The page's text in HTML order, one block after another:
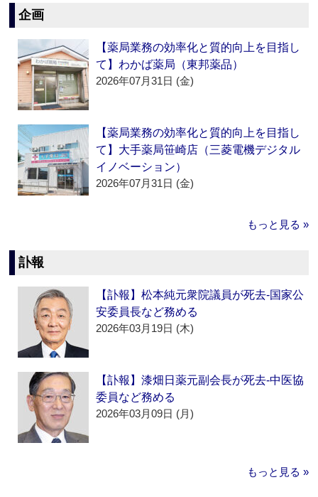
企画
【薬局業務の効率化と質的向上を目指し
て】わかば薬局（東邦薬品）
2026年07月31日 (金)
【薬局業務の効率化と質的向上を目指し
て】大手薬局笹崎店（三菱電機デジタル
イノベーション）
2026年07月31日 (金)
もっと見る »
訃報
【訃報】松本純元衆院議員が死去‐国家公
安委員長など務める
2026年03月19日 (木)
【訃報】漆畑日薬元副会長が死去‐中医協
委員など務める
2026年03月09日 (月)
もっと見る »